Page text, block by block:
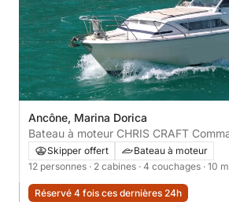
Ancône, Marina Dorica
Skipper offert
Bateau à moteur
12 personnes · 2 cabines · 4 couchages · 10 m
Réservé 4 fois ces dernières 24h